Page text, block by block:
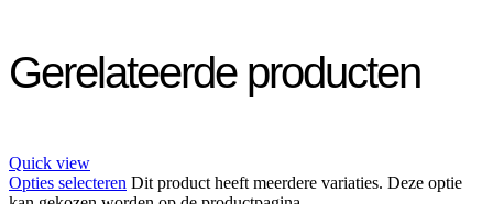
Gerelateerde producten
Quick view
Opties selecteren Dit product heeft meerdere variaties. Deze optie